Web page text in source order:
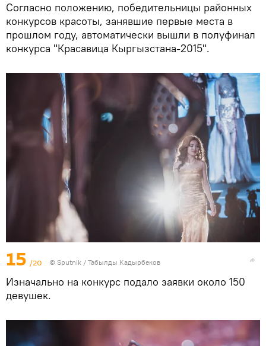
Согласно положению, победительницы районных
конкурсов красоты, занявшие первые места в
прошлом году, автоматически вышли в полуфинал
конкурса "Красавица Кыргызстана-2015".
15 /20 © Sputnik / Табылды Кадырбеков
Изначально на конкурс подало заявки около 150
девушек.